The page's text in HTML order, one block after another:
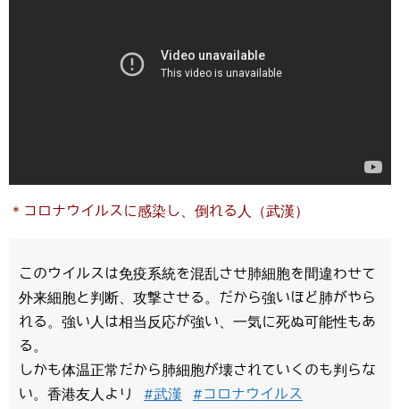
＊コロナウイルスに感染し、倒れる人（武漢）
このウイルスは免疫系統を混乱させ肺細胞を間違わせて
外来細胞と判断、攻撃させる。だから強いほど肺がやら
れる。強い人は相当反応が強い、一気に死ぬ可能性もあ
る。
しかも体温正常だから肺細胞が壊されていくのも判らな
い。香港友人より #武漢
#コロナウイルス